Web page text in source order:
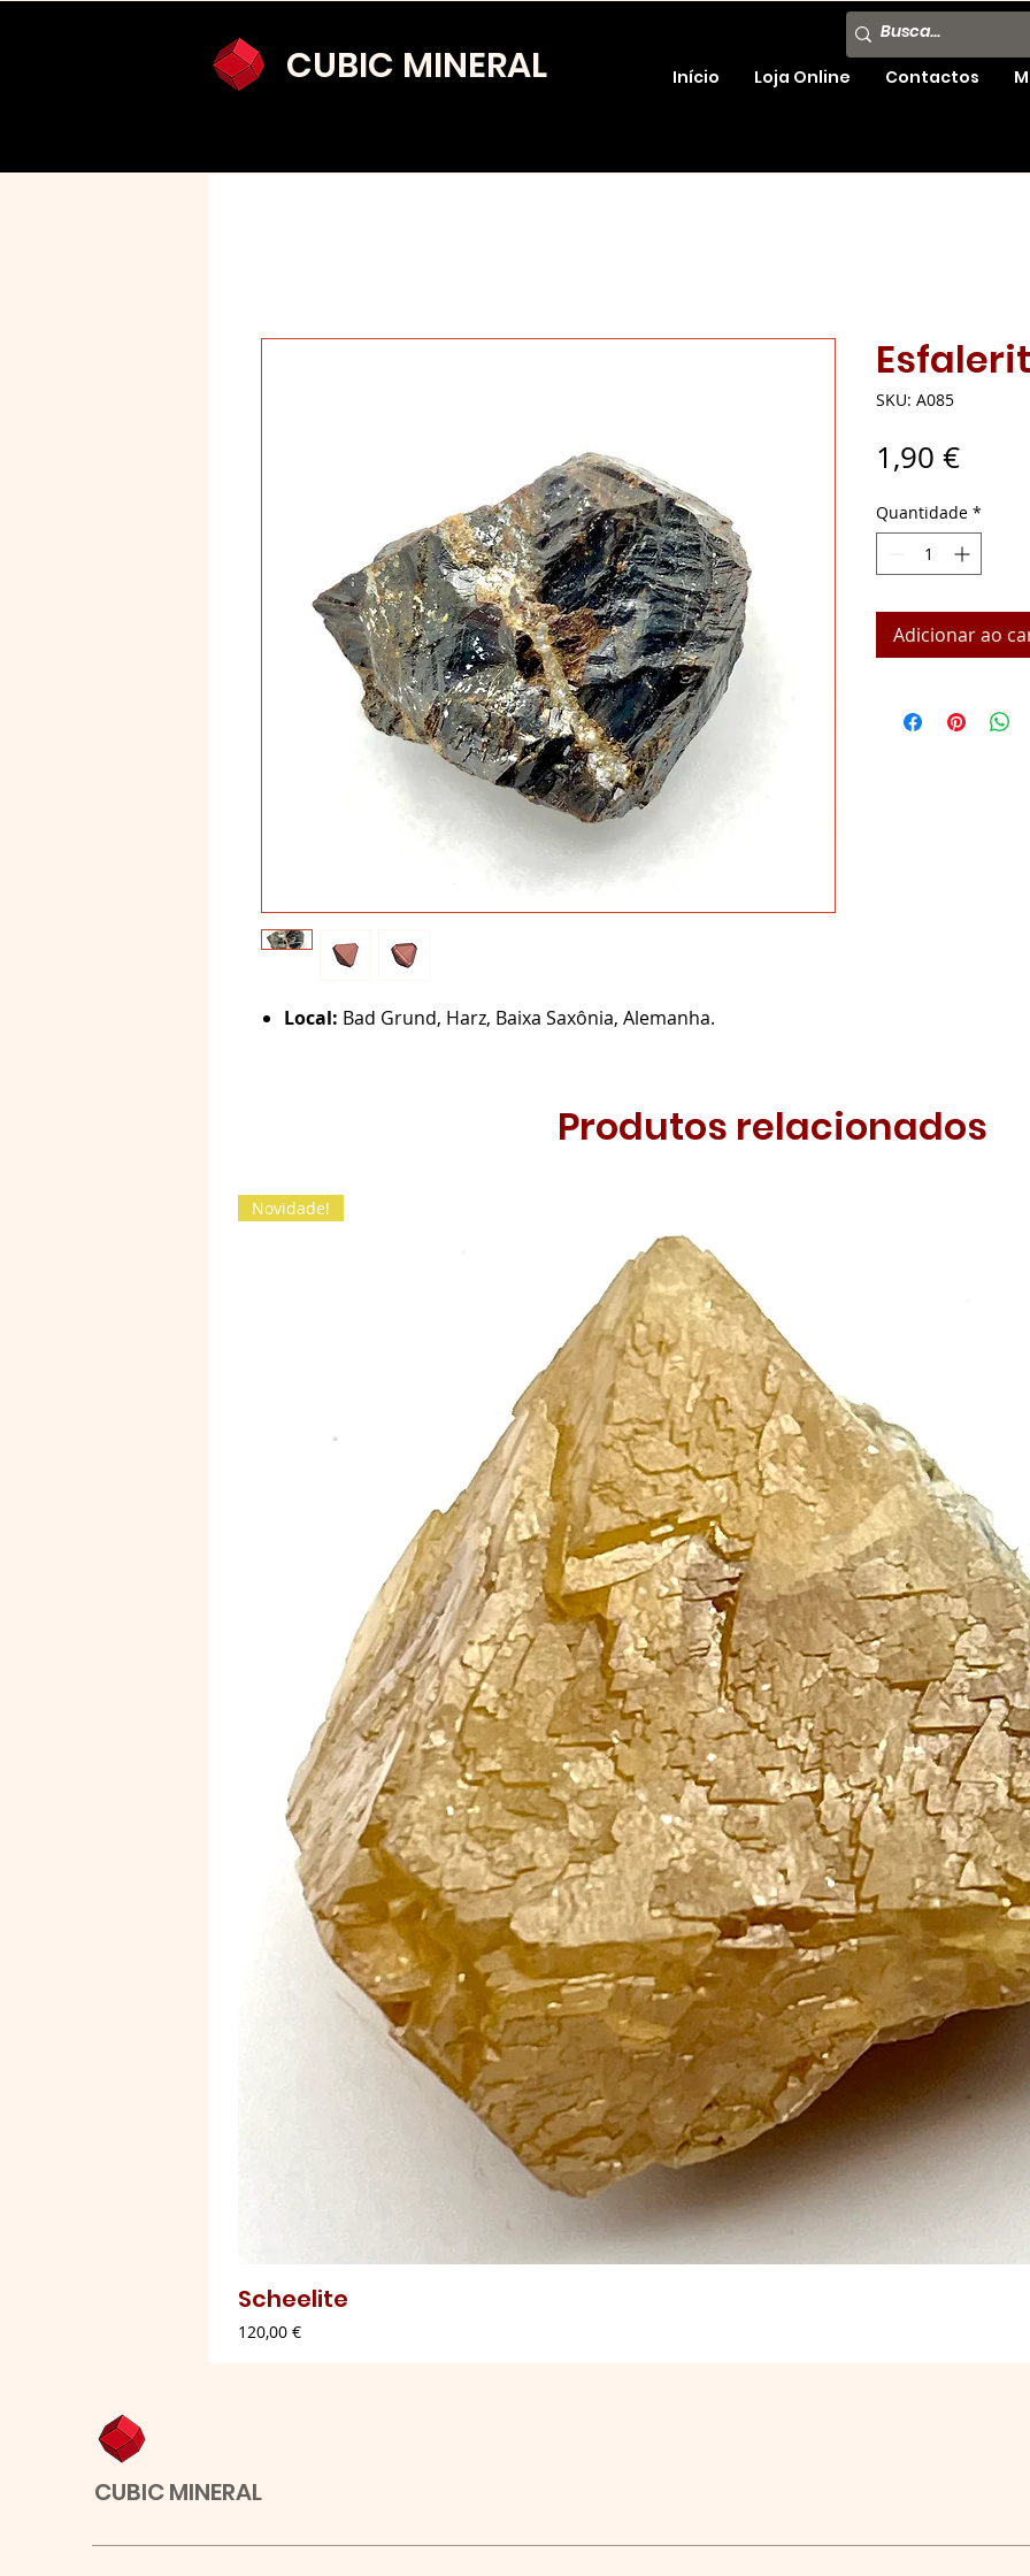
CUBIC MINERAL Início Loja Online Contactos
Local: Bad Grund, Harz, Baixa Saxônia, Alemanha.
SKU: A085
1,90 €Preço
Quantidade *
Adicionar ao
Produtos relacionados
Novidade!
Scheelite
Preço
120,00 €
CUBIC MINERAL